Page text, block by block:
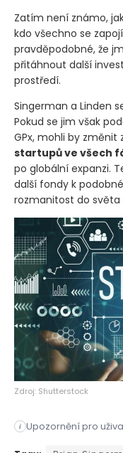
Zatím není známo,
kdo všechno se
pravděpodobné, že
přitáhnout další
prostředí.
Singerman a Linden
Pokud se jim však
GPx, mohli by změnit
startupů ve všech
po globální expanzi.
další fondy k
rozmanitost do světa
Zdroj: Shutterstock
i Upozornění pro